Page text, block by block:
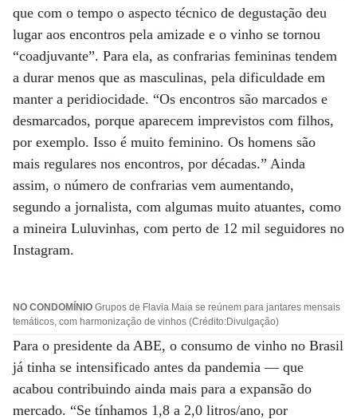
que com o tempo o aspecto técnico de degustação deu
lugar aos encontros pela amizade e o vinho se tornou
“coadjuvante”. Para ela, as confrarias femininas tendem
a durar menos que as masculinas, pela dificuldade em
manter a peridiocidade. “Os encontros são marcados e
desmarcados, porque aparecem imprevistos com filhos,
por exemplo. Isso é muito feminino. Os homens são
mais regulares nos encontros, por décadas.” Ainda
assim, o número de confrarias vem aumentando,
segundo a jornalista, com algumas muito atuantes, como
a mineira Luluvinhas, com perto de 12 mil seguidores no
Instagram.
NO CONDOMÍNIO Grupos de Flavia Maia se reúnem para jantares mensais
temáticos, com harmonização de vinhos (Crédito:Divulgação)
Para o presidente da ABE, o consumo de vinho no Brasil
já tinha se intensificado antes da pandemia — que
acabou contribuindo ainda mais para a expansão do
mercado. “Se tínhamos 1,8 a 2,0 litros/ano, por